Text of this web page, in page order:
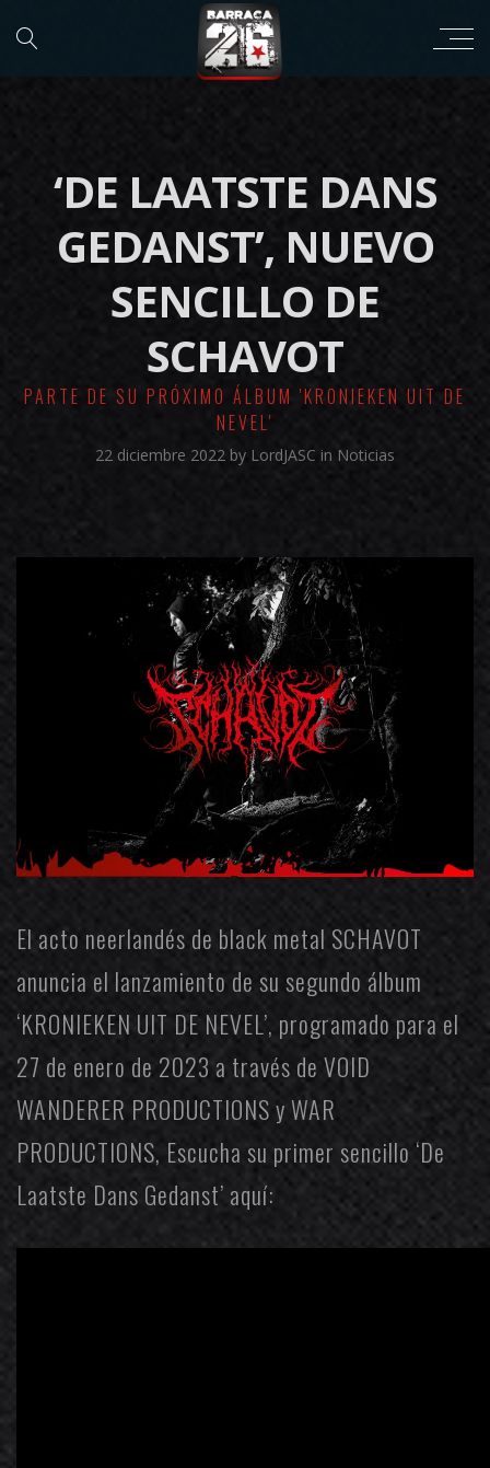
‘DE LAATSTE DANS
GEDANST’, NUEVO
SENCILLO DE
SCHAVOT
PARTE DE SU PRÓXIMO ÁLBUM 'KRONIEKEN UIT DE
NEVEL'
22 diciembre 2022 by LordJASC in Noticias
El acto neerlandés de black metal SCHAVOT
anuncia el lanzamiento de su segundo álbum
‘KRONIEKEN UIT DE NEVEL’, programado para el
27 de enero de 2023 a través de VOID
WANDERER PRODUCTIONSyWAR
PRODUCTIONS, Escucha su primer sencillo ‘De
Laatste Dans Gedanst’ aquí: